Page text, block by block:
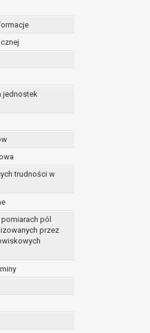
jednostek
trudności w
pól
przez
bądź
przetwarzania do celów
związanych z Pani/Pana
ważnych prawnie uzasadnionych
dochodzenia lub obrony roszczeń.
przetwarzanie danych osobowych
tej zgody w dowolnym momencie.
Panu prawo wniesienia skargi do
do wniesienia skargi jest Prezes
sfery, w której przetwarzane są
nie będą poddawane